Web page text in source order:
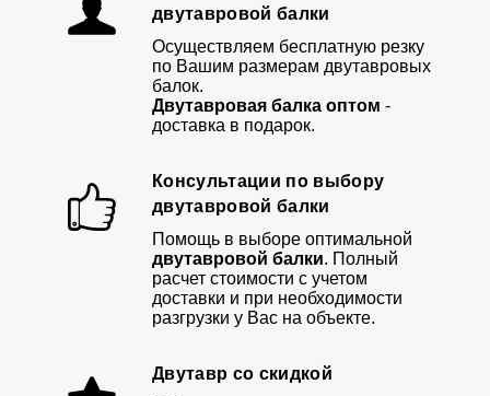
двутавровой балки
Осуществляем бесплатную резку
по Вашим размерам двутавровых
балок.
Двутавровая балка оптом -
доставка в подарок.
Консультации по выбору
двутавровой балки
Помощь в выборе оптимальной
двутавровой балки. Полный
расчет стоимости с учетом
доставки и при необходимости
разгрузки у Вас на объекте.
Двутавр со скидкой